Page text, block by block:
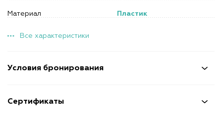
Условия бронирования
Сертификаты
Материал Пластик
Все характеристики